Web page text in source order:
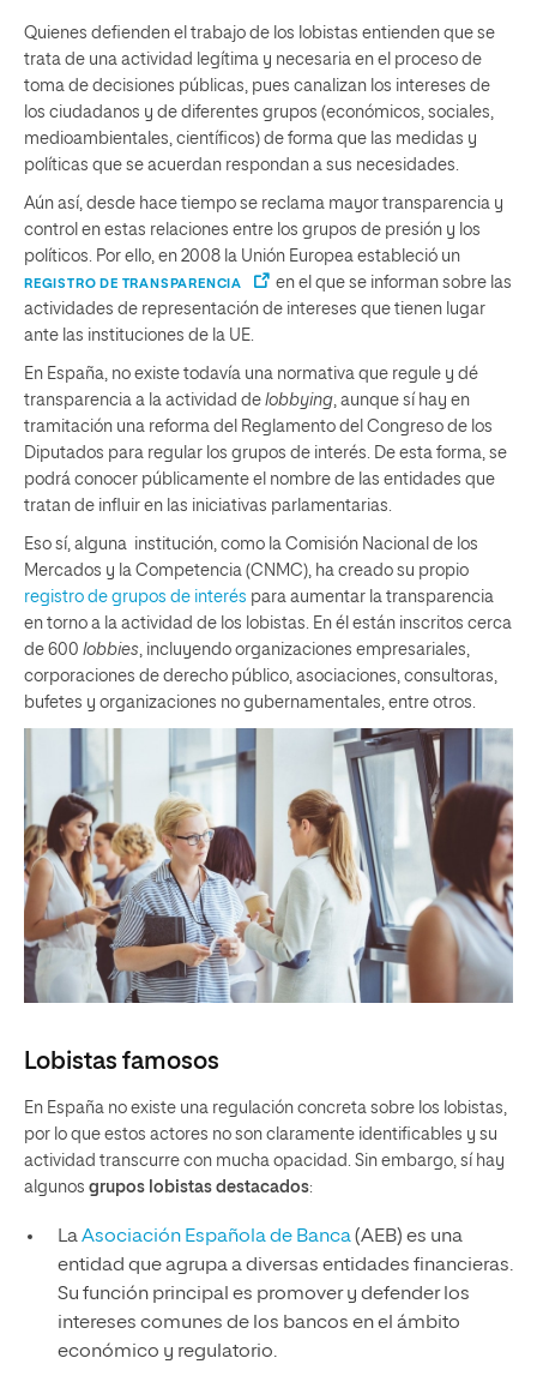
Quienes defienden el trabajo de los lobistas entienden que se
trata de una actividad legítima y necesaria en el proceso de
toma de decisiones públicas, pues canalizan los intereses de
los ciudadanos y de diferentes grupos (económicos, sociales,
medioambientales, científicos) de forma que las medidas y
políticas que se acuerdan respondan a sus necesidades.
Aún así, desde hace tiempo se reclama mayor transparencia y
control en estas relaciones entre los grupos de presión y los
políticos. Por ello, en 2008 la Unión Europea estableció un
REGISTRO DE TRANSPARENCIA
en el que se informan sobre las
actividades de representación de intereses que tienen lugar
ante las instituciones de la UE.
En España, no existe todavía una normativa que regule y dé
transparencia a la actividad de lobbying, aunque sí hay en
tramitación una reforma del Reglamento del Congreso de los
Diputados para regular los grupos de interés. De esta forma, se
podrá conocer públicamente el nombre de las entidades que
tratan de influir en las iniciativas parlamentarias.
Eso sí, alguna institución, como la Comisión Nacional de los
Mercados y la Competencia (CNMC), ha creado su propio
registro de grupos de interés para aumentar la transparencia
en torno a la actividad de los lobistas. En él están inscritos cerca
de 600 lobbies, incluyendo organizaciones empresariales,
corporaciones de derecho público, asociaciones, consultoras,
bufetes y organizaciones no gubernamentales, entre otros.
Lobistas famosos
En España no existe una regulación concreta sobre los lobistas,
por lo que estos actores no son claramente identificables y su
actividad transcurre con mucha opacidad. Sin embargo, sí hay
algunos grupos lobistas destacados:
LaAsociación Española de Banca(AEB) es una
entidad que agrupa a diversas entidades financieras.
Su función principal es promover y defender los
intereses comunes de los bancos en el ámbito
económico y regulatorio.